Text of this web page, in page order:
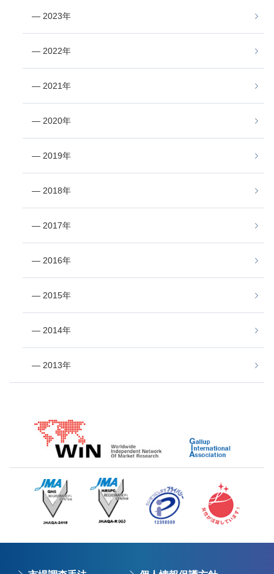
― 2023年
― 2022年
― 2021年
― 2020年
― 2019年
― 2018年
― 2017年
― 2016年
― 2015年
― 2014年
― 2013年